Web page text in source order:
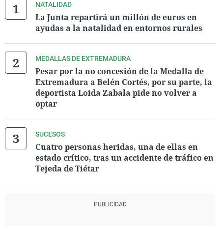
NATALIDAD
La Junta repartirá un millón de euros en
ayudas a la natalidad en entornos rurales
MEDALLAS DE EXTREMADURA
Pesar por la no concesión de la Medalla de
Extremadura a Belén Cortés, por su parte, la
deportista Loida Zabala pide no volver a
optar
SUCESOS
Cuatro personas heridas, una de ellas en
estado crítico, tras un accidente de tráfico en
Tejeda de Tiétar